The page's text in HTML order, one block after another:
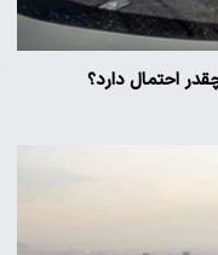
احتمال دارد؟